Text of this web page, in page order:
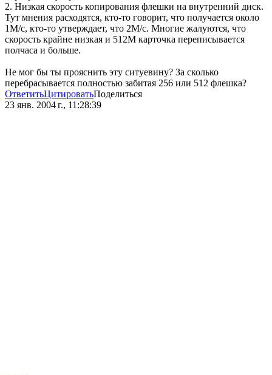
2. Низкая скорость копирования флешки на внутренний диск.
Тут мнения расходятся, кто-то говорит, что получается около
1М/с, кто-то утверждает, что 2М/с. Многие жалуются, что
скорость крайне низкая и 512М карточка переписывается
полчаса и больше.
Не мог бы ты прояснить эту ситуевину? За сколько
перебрасывается полностью забитая 256 или 512 флешка?
ОтветитьЦитироватьПоделиться
23 янв. 2004 г., 11:28:39